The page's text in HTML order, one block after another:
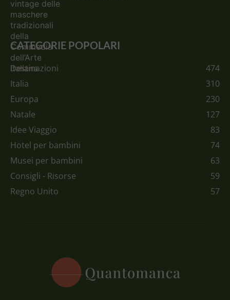
CATEGORIE POPOLARI
Destinazioni
474
Italia
310
Europa
230
Natale
127
Idee Viaggio
83
Hotel per bambini
74
Musei per bambini
63
Consigli - Risorse
59
Regno Unito
57